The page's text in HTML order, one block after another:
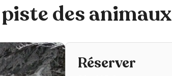
des animaux
Réserver